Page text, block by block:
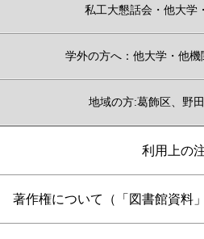
私工大懇話会・他大学
学外の方へ：他大学・他
地域の方:葛飾区、野
利用上の
著作権について（「図書館資料